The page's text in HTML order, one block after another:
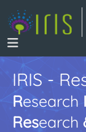
IRIS -
Research I
Research